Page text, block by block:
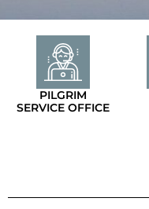
PILGRIM
SERVICE OFFICE